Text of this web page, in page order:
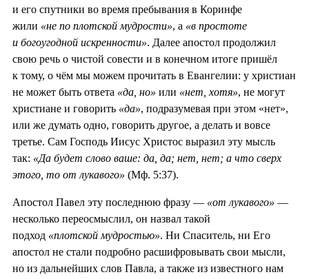
и его спутники во время пребывания в Коринфе
жили «не по плотской мудрости», а «в простоте
и богоугодной искренности». Далее апостол продолжил
свою речь о чистой совести и в конечном итоге пришёл
к тому, о чём мы можем прочитать в Евангелии: у христиан
не может быть ответа «да, но» или «нет, хотя», не могут
христиане и говорить «да», подразумевая при этом «нет»,
или же думать одно, говорить другое, а делать и вовсе
третье. Сам Господь Иисус Христос выразил эту мысль
так: «Да будет слово ваше: да, да; нет, нет; а что сверх
этого, то от лукавого» (Мф. 5:37).
Апостол Павел эту последнюю фразу — «от лукавого» —
несколько переосмыслил, он назвал такой
подход «плотской мудростью». Ни Спаситель, ни Его
апостол не стали подробно расшифровывать свои мысли,
но из дальнейших слов Павла, а также из известного нам